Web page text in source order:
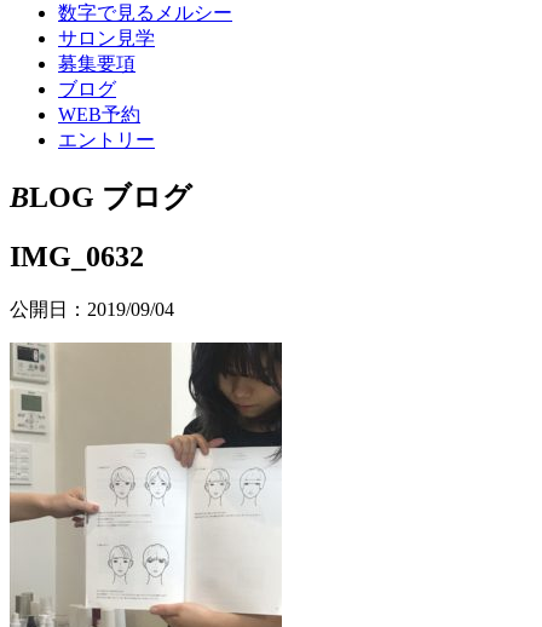
数字で見るメルシー
サロン見学
募集要項
ブログ
WEB予約
エントリー
BLOG ブログ
IMG_0632
公開日：2019/09/04